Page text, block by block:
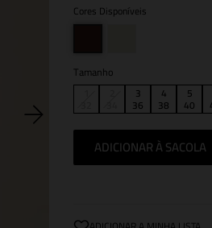
Cores Disponíveis
Tamanho
3
36
4
38
5
40
ADICIONAR À SACOLA